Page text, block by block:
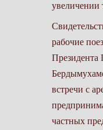
увеличении
рабочие
Президента
встречи с
частных